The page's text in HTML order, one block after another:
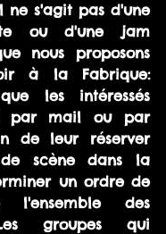
ne s'agit pas d'une
ou d'une jam
nous proposons
à la Fabrique:
les intéressés
par mail ou par
de leur réserver
scène dans la
un ordre de
l'ensemble des
groupes qui